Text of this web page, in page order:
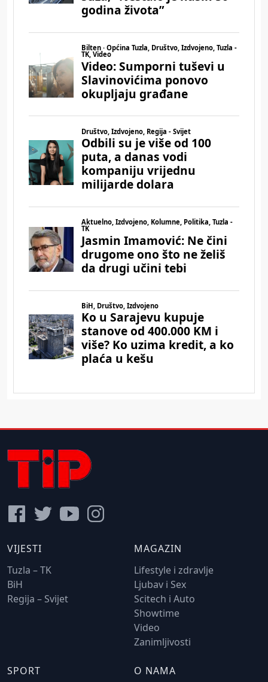
VIJESTI
Tuzla – TK
BiH
Regija – Svijet
MAGAZIN
Lifestyle i zdravlje
Ljubav i Sex
Scitech i Auto
Showtime
Video
Zanimljivosti
SPORT O NAMA